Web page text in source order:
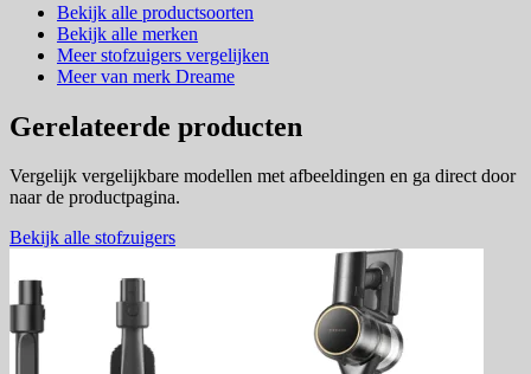
Bekijk alle productsoorten
Bekijk alle merken
Meer stofzuigers vergelijken
Meer van merk Dreame
Gerelateerde producten
Vergelijk vergelijkbare modellen met afbeeldingen en ga direct door
naar de productpagina.
Bekijk alle stofzuigers